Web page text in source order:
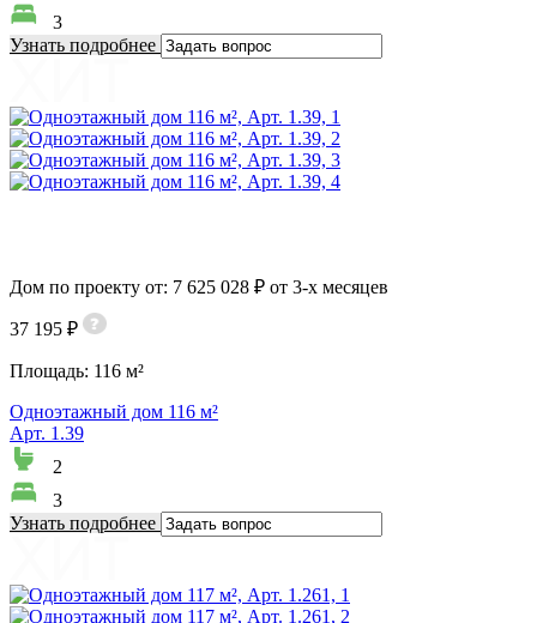
3
Узнать подробнее
Дом по проекту от: 7 625 028 ₽ от 3-х месяцев
37 195 ₽
Площадь: 116 м²
Одноэтажный дом 116 м²
Арт. 1.39
2
3
Узнать подробнее